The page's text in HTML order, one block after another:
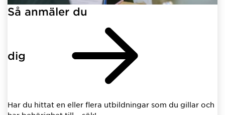
Så anmäler du
dig
Har du hittat en eller flera utbildningar som du gillar och